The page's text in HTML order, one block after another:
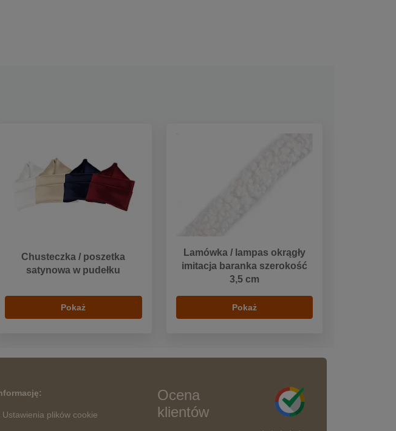
Chusteczka / poszetka
satynowa w pudełku
Pokaż
Lamówka / lampas okrągły
imitacja baranka szerokość
3,5 cm
Pokaż
Ustawienia plików cookie
Ocena
klientów